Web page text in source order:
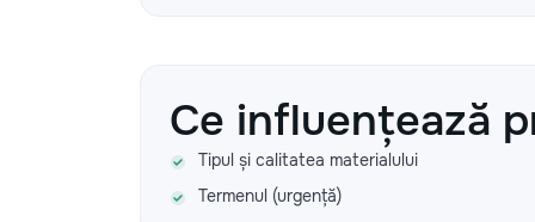
Ce influențează
Tipul și calitatea materialului
Termenul (urgență)